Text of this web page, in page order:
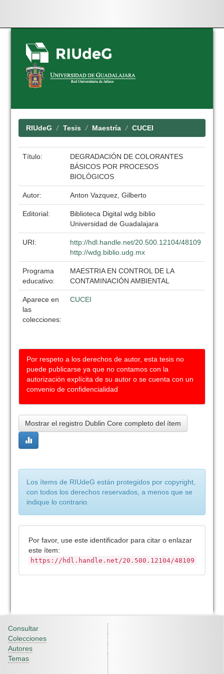
Skip
navigation
RIUdeG Tesis Maestría CUCEI
Título:
DEGRADACIÓN DE COLORANTES
BÁSICOS POR PROCESOS
BIOLÓGICOS
Autor: Anton Vazquez, Gilberto
Editorial:
Biblioteca Digital wdg.biblio
Universidad de Guadalajara
URI:
http://hdl.handle.net/20.500.12104/48109
http://wdg.biblio.udg.mx
Programa
educativo:
MAESTRIA EN CONTROL DE LA
CONTAMINACIÓN AMBIENTAL
Aparece en
las
colecciones:
CUCEI
Por respeto a los derechos de autor, esta tesis no
puede publicarse ya que no contamos con la
autorización explícita de su autor o se cuenta con un
convenio de confidencialidad
Mostrar el registro Dublin Core completo del ítem
Los ítems de RIUdeG están protegidos por copyright,
con todos los derechos reservados, a menos que se
indique lo contrario.
Por favor, use este identificador para citar o enlazar
este ítem:
https://hdl.handle.net/20.500.12104/48109
Consultar
Colecciones
Autores
Temas